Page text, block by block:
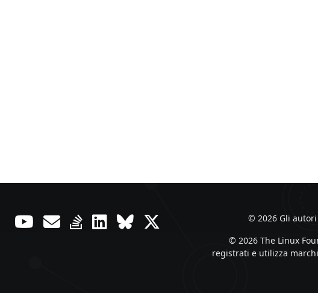
© 2026 Gli
© 2026 The Linux
registrati e utilizza